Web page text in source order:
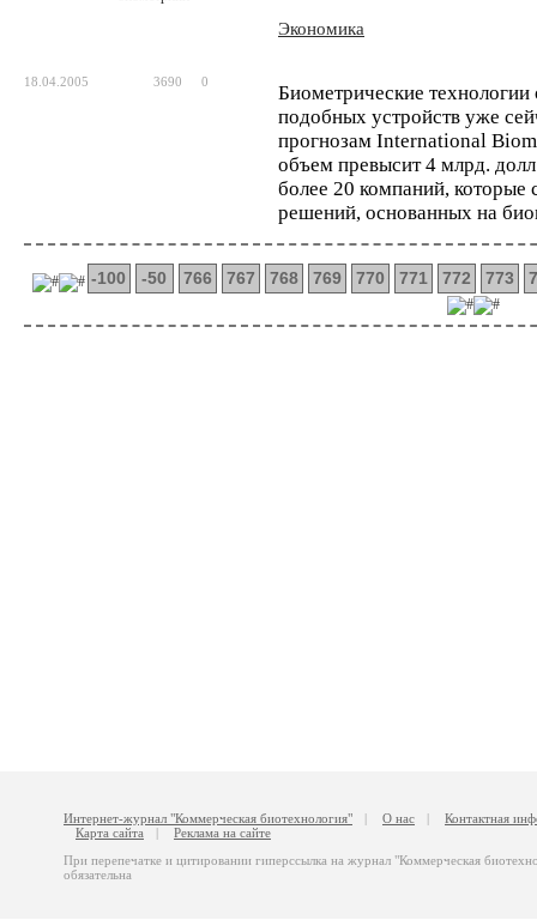
18.04.2005 3690 0
Экономика
Биометрические
подобных устройств уже
прогнозам International
объем превысит 4 млрд.
более 20 компаний, которые
решений, основанных на
-100 -50 766 767 768 769 770 771 772 773
Интернет-журнал "Коммерческая биотехнология" | О нас |
Контактная
Карта сайта
|
Реклама на сайте
При перепечатке и цитировании гиперссылка на журнал "Коммерческая
обязательна